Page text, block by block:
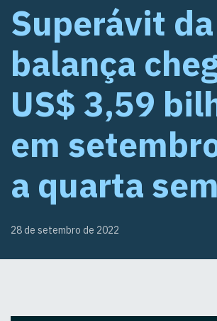
Superávit da
balança
US$ 3,59
em
a quarta
28 de setembro de 2022